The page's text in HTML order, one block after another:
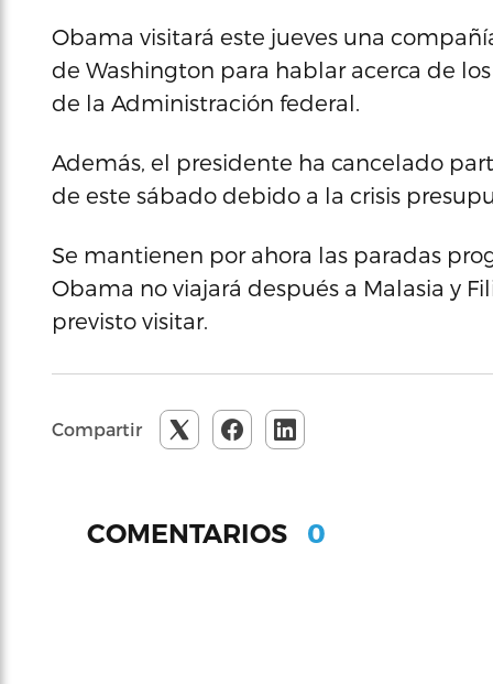
Obama visitará este jueves una
de Washington para hablar acerca de
de la Administración federal.
Además, el presidente ha cancelado
de este sábado debido a la crisis
Se mantienen por ahora las paradas
Obama no viajará después a Malasia y
previsto visitar.
Compartir
COMENTARIOS 0